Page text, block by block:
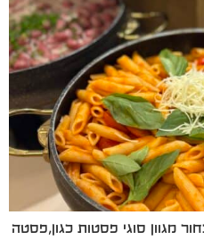
מגוון סוגי פסטות כגון,פסטה